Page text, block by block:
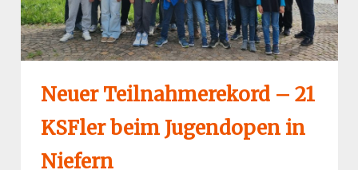
Neuer Teilnahmerekord – 21
KSFler beim Jugendopen in
Niefern